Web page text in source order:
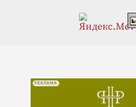
РЕКЛАМА